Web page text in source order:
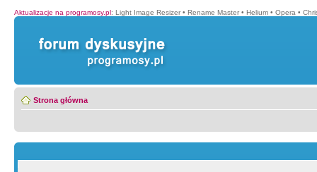
Aktualizacje na programosy.pl: Light Image Resizer • Rename Master • Helium • Opera •
Strona główna